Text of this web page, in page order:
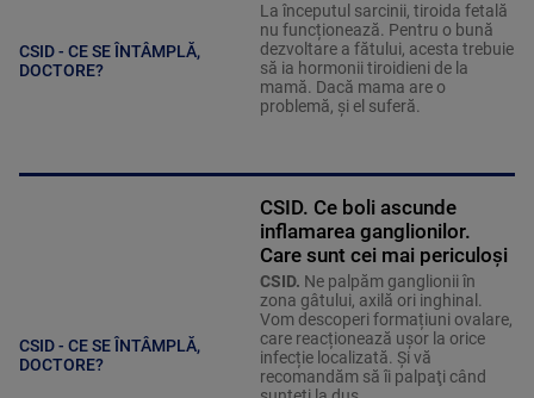
CSID - CE SE ÎNTÂMPLĂ,
DOCTORE?
La începutul sarcinii, tiroida fetală
nu funcționează. Pentru o bună
dezvoltare a fătului, acesta trebuie
să ia hormonii tiroidieni de la
mamă. Dacă mama are o
problemă, și el suferă.
CSID - CE SE ÎNTÂMPLĂ,
DOCTORE?
CSID. Ce boli ascunde
inflamarea ganglionilor.
Care sunt cei mai periculoși
CSID. Ne palpăm ganglionii în
zona gâtului, axilă ori inghinal.
Vom descoperi formațiuni ovalare,
care reacționează ușor la orice
infecție localizată. Şi vă
recomandăm să îi palpaţi când